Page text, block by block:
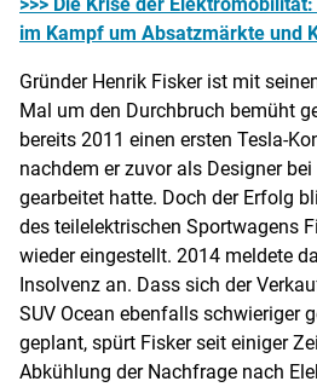
im Kampf um Absatzmärkte und
Gründer Henrik Fisker ist mit
Mal um den Durchbruch bemüht
bereits 2011 einen ersten Tesla-
nachdem er zuvor als Designer
gearbeitet hatte. Doch der Erfolg
des teilelektrischen Sportwagens
wieder eingestellt. 2014 meldete
Insolvenz an. Dass sich der
SUV Ocean ebenfalls schwieriger
geplant, spürt Fisker seit einiger
Abkühlung der Nachfrage nach